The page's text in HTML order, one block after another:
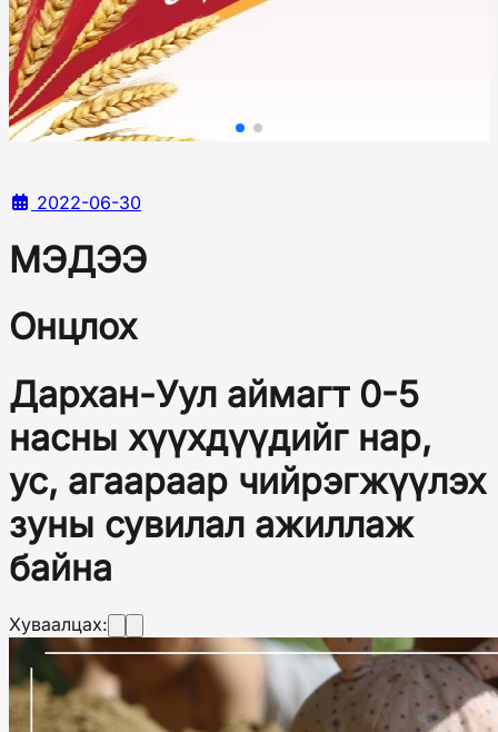
2022-06-30
МЭДЭЭ
Онцлох
Дархан-Уул аймагт 0-5
насны хүүхдүүдийг нар,
ус, агаараар чийрэгжүүлэх
зуны сувилал ажиллаж
байна
Хуваалцах: